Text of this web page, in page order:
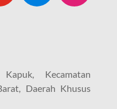
Kecamatan
Daerah Khusus